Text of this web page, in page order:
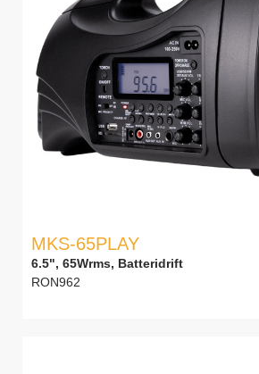
MKS-65PLAY
6.5", 65Wrms, Batteridrift
RON962